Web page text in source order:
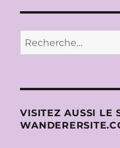
Recherche
pour :
VISITEZ AUSSI LE